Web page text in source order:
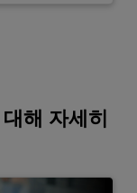
해 자세히